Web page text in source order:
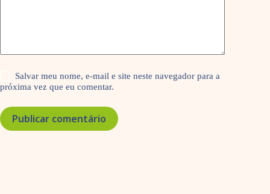
Salvar meu nome, e-mail e site neste navegador para a
próxima vez que eu comentar.
Publicar comentário